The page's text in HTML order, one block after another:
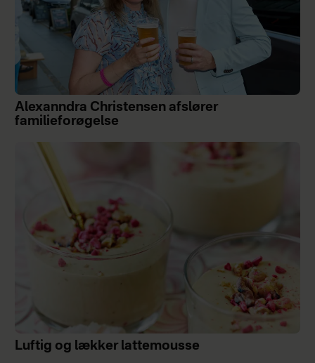
Alexanndra Christensen afslører
familieforøgelse
Luftig og lækker lattemousse